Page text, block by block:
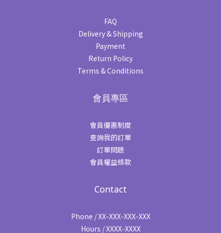
FAQ
Delivery & Shipping
Payment
Return Policy
Terms & Conditions
會員專區
會員優惠制度
查詢我的訂單
訂單問題
會員權益條款
Contact
Phone / XX-XXX-XXX-XXX
Hours / XXXX-XXXX